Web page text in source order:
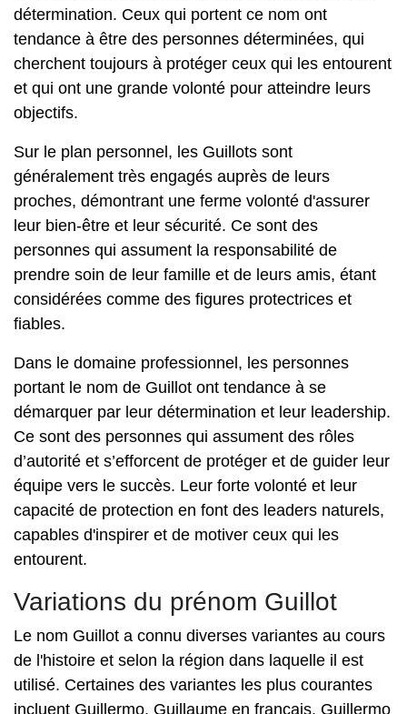
détermination. Ceux qui portent ce nom ont
tendance à être des personnes déterminées, qui
cherchent toujours à protéger ceux qui les entourent
et qui ont une grande volonté pour atteindre leurs
objectifs.
Sur le plan personnel, les Guillots sont
généralement très engagés auprès de leurs
proches, démontrant une ferme volonté d'assurer
leur bien-être et leur sécurité. Ce sont des
personnes qui assument la responsabilité de
prendre soin de leur famille et de leurs amis, étant
considérées comme des figures protectrices et
fiables.
Dans le domaine professionnel, les personnes
portant le nom de Guillot ont tendance à se
démarquer par leur détermination et leur leadership.
Ce sont des personnes qui assument des rôles
d’autorité et s’efforcent de protéger et de guider leur
équipe vers le succès. Leur forte volonté et leur
capacité de protection en font des leaders naturels,
capables d'inspirer et de motiver ceux qui les
entourent.
Variations du prénom Guillot
Le nom Guillot a connu diverses variantes au cours
de l'histoire et selon la région dans laquelle il est
utilisé. Certaines des variantes les plus courantes
incluent Guillermo, Guillaume en français, Guillermo